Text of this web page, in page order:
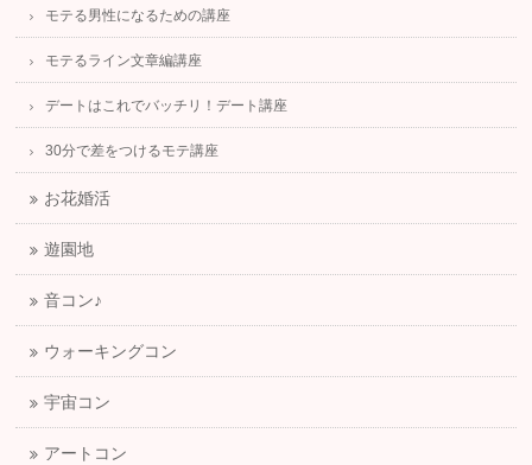
モテる男性になるための講座
モテるライン文章編講座
デートはこれでバッチリ！デート講座
30分で差をつけるモテ講座
お花婚活
遊園地
音コン♪
ウォーキングコン
宇宙コン
アートコン